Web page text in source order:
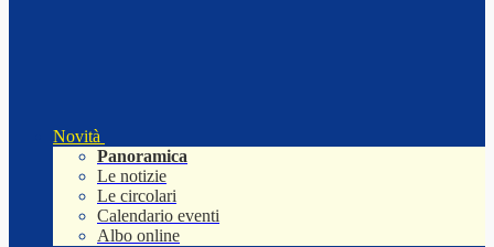
Novità
Panoramica
Le notizie
Le circolari
Calendario eventi
Albo online